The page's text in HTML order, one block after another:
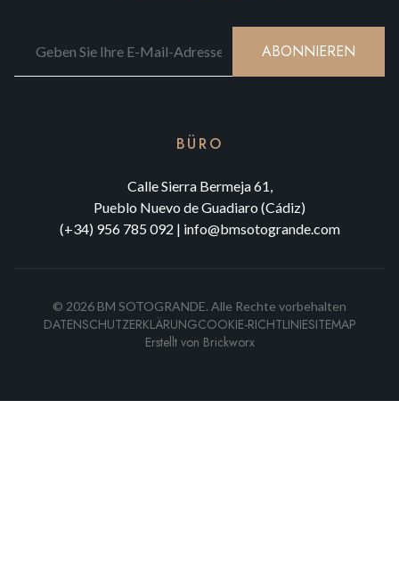
ABONNIEREN
BÜRO
Calle Sierra Bermeja 61,
Pueblo Nuevo de Guadiaro (Cádiz)
(+34) 956 785 092 | info@bmsotogrande.com
© 2026 BM SOTOGRANDE. Alle Rechte vorbehalten
DATENSCHUTZERKLÄRUNGCOOKIE-RICHTLINIESITEMAP
Erstellt von Brickworx